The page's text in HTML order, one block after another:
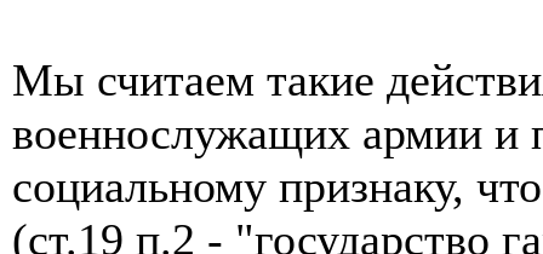
Мы считаем такие
военнослужащих армии
социальному признаку,
(ст.19 п.2 - "государство